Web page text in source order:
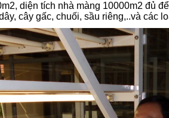
diện tích nhà màng 10000m2 đủ
cây gấc, chuối, sầu riêng,..và